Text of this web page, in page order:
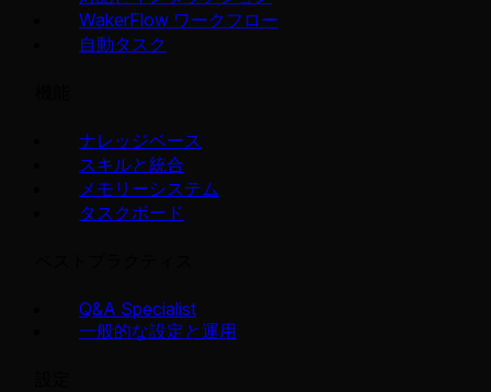
WakerFlow ワークフロー
自動タスク
ナレッジベース
スキルと統合
メモリーシステム
タスクボード
Q&A Specialist
一般的な設定と運用